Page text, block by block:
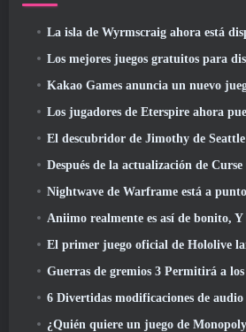
La isla de Wyrmscraig ahora está disponible para explorar
Los mejores juegos gratuitos para
Kakao Games anuncia un nuevo juego de rol de
Los jugadores de Eterspire ahora pueden viajar un
El descubridor de Jimothy de Seattle tiene vínculos con ArenaNet, Por
Después de la actualización de Curse Of The Allflame, Path Of Exile
Nightwave de Warframe está a punto de regresar
Aniimo realmente es así de bonito,
El primer juego oficial de Hololive
Guerras de gremios 3 Permitirá a los jugadores experimentar el mundo de Tyria
6 Divertidas modificaciones de audio que
¿Quién quiere un juego de Monopoly